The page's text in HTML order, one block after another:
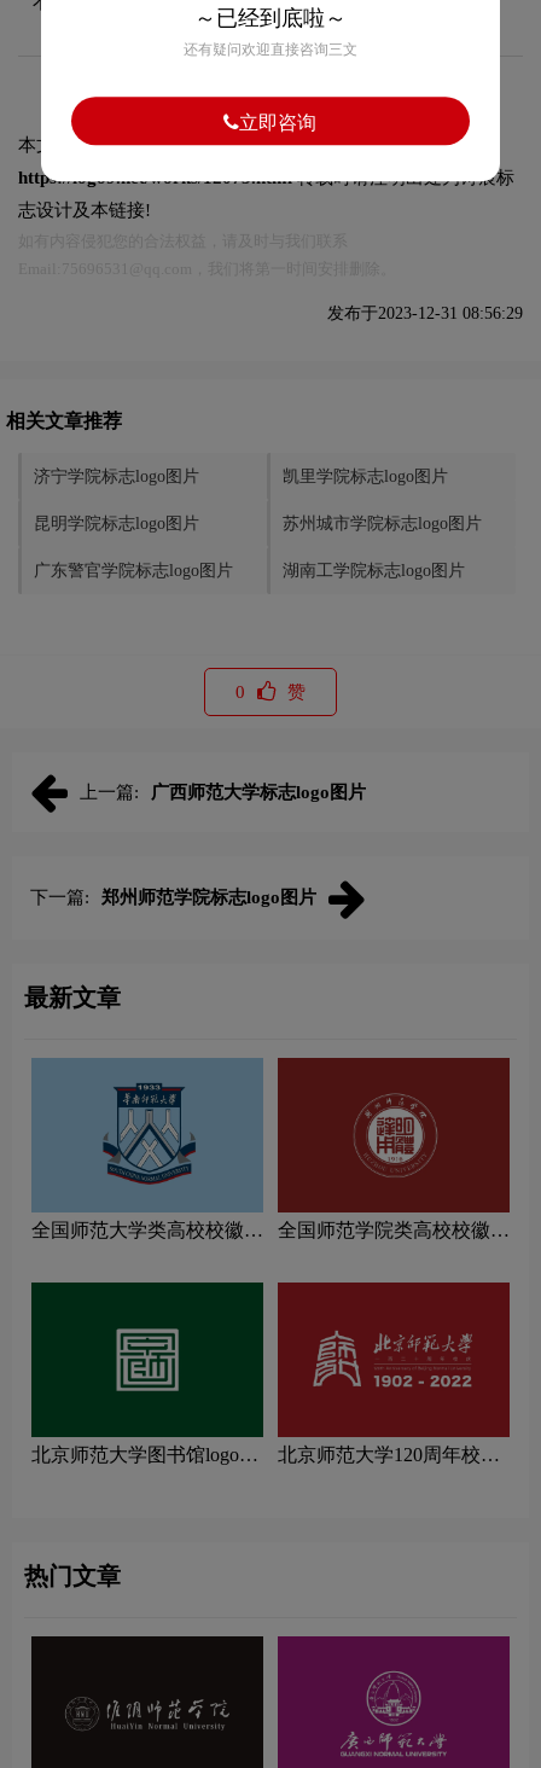
本文标题和链接宁德师范学院标志logo图片:
https://logo9.net/works/12073.html转载时请注明出处为诗宸标
志设计及本链接!
发布于2023-12-31 08:56:29
相关文章推荐
济宁学院标志logo图片 凯里学院标志logo图片
昆明学院标志logo图片 苏州城市学院标志logo图片
广东警官学院标志logo图片 湖南工学院标志logo图片
0 赞
上一篇: 广西师范大学标志logo图片
下一篇: 郑州师范学院标志logo图片
最新文章
全国师范大学类高校校徽设
全国师范学院类高校校徽设
北京师范大学图书馆logo图
北京师范大学120周年校庆
热门文章
～已经到底啦～
还有疑问欢迎直接咨询三文
立即咨询